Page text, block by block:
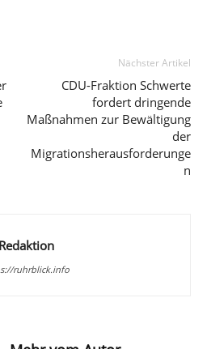
Nächster Artikel
CDU-Fraktion Schwerte
fordert dringende
Maßnahmen zur Bewältigung
der
Migrationsherausforderunge
n
Redaktion
ruhrblick.info